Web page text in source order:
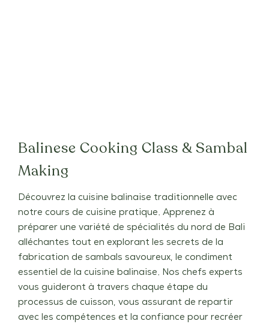
Balinese Cooking Class & Sambal
Making
Découvrez la cuisine balinaise traditionnelle avec
notre cours de cuisine pratique. Apprenez à
préparer une variété de spécialités du nord de Bali
alléchantes tout en explorant les secrets de la
fabrication de sambals savoureux, le condiment
essentiel de la cuisine balinaise. Nos chefs experts
vous guideront à travers chaque étape du
processus de cuisson, vous assurant de repartir
avec les compétences et la confiance pour recréer